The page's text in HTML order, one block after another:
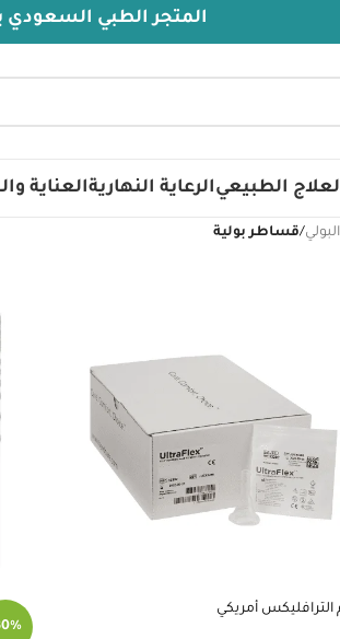
المتجر الطبي السعودي يرحب
الطبيعيالرعاية النهاريةالعناية
/قساطر بولية
الترافليكس أمريكي